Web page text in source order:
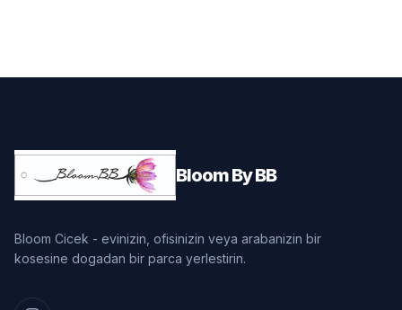
Bloom By BB
Bloom Cicek - evinizin, ofisinizin veya arabanizin bir
kosesine dogadan bir parca yerlestirin.